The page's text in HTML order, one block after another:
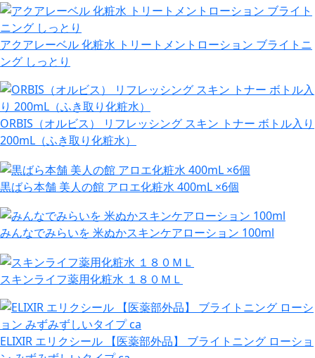
アクアレーベル 化粧水 トリートメントローション ブライトニ
ング しっとり
ORBIS（オルビス） リフレッシング スキン トナー ボトル入り
200mL（ふき取り化粧水）
黒ばら本舗 美人の館 アロエ化粧水 400mL ×6個
みんなでみらいを 米ぬかスキンケアローション 100ml
スキンライフ薬用化粧水 １８０ＭＬ
ELIXIR エリクシール 【医薬部外品】 ブライトニング ローショ